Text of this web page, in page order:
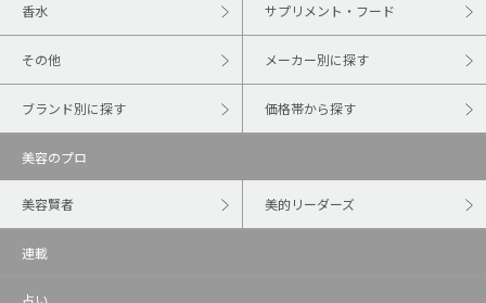
香水 サプリメント・フード
その他 メーカー別に探す
ブランド別に探す 価格帯から探す
美容のプロ
美容賢者 美的リーダーズ
連載